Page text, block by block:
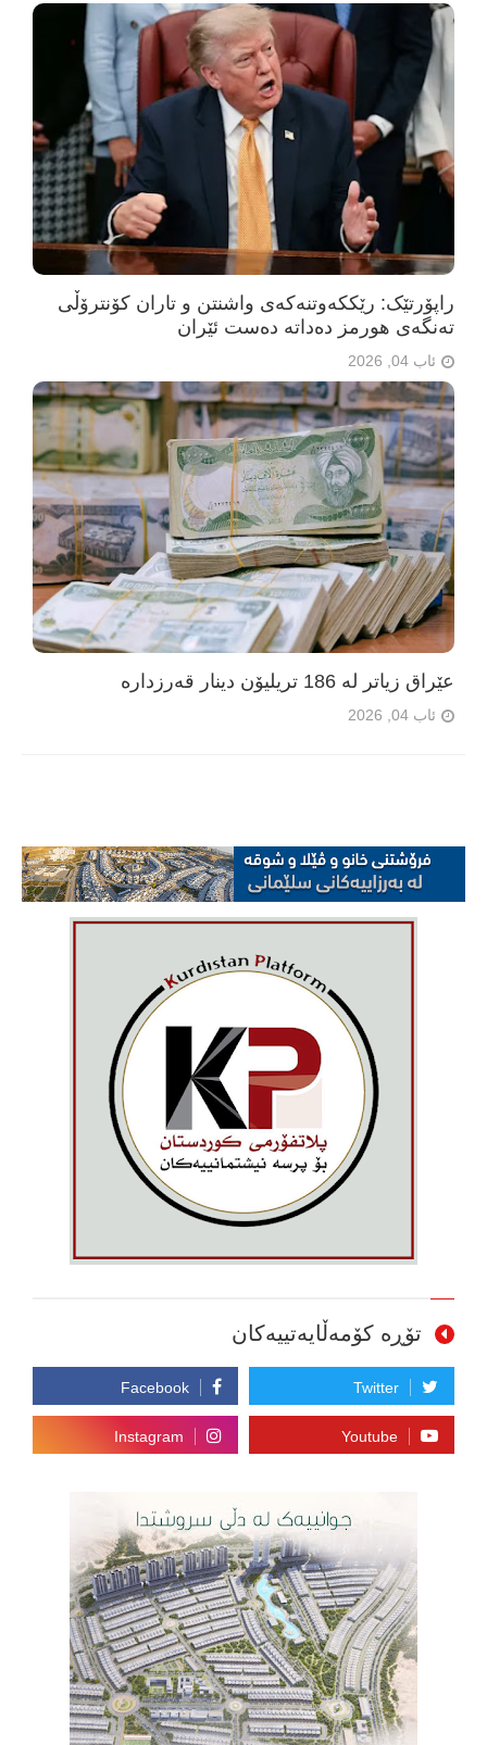
راپۆرتێک: رێککەوتنەکەی واشنتن و تاران کۆنترۆڵی
تەنگەی هورمز دەداتە دەست ئێران
ئاب 04, 2026
عێراق زیاتر لە 186 تریلیۆن دینار قەرزدارە
ئاب 04, 2026
تۆڕە کۆمەڵایەتییەکان